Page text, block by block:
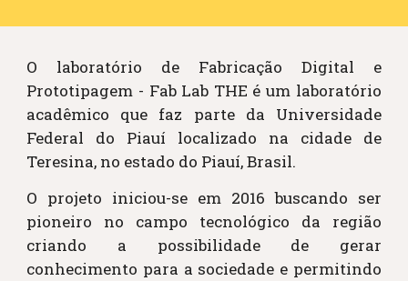
O laboratório de Fabricação Digital e
Prototipagem - Fab Lab THE é um laboratório
acadêmico que faz parte da Universidade
Federal do Piauí localizado na cidade de
Teresina, no estado do Piauí, Brasil.
O projeto iniciou-se em 2016 buscando ser
pioneiro no campo tecnológico da região
criando a possibilidade de gerar
conhecimento para a sociedade e permitindo